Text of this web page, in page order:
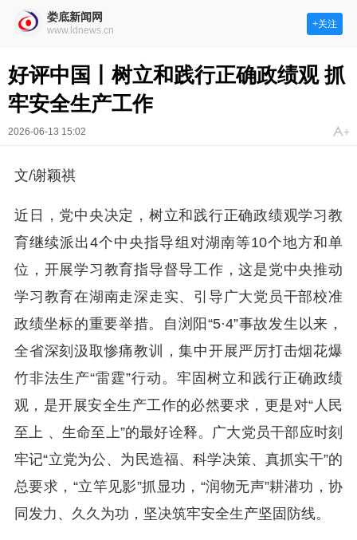
娄底新闻网
www.ldnews.cn
+关注
好评中国丨树立和践行正确政绩观 抓
牢安全生产工作
2026-06-13 15:02
文/谢颖祺
近日，党中央决定，树立和践行正确政绩观学习教
育继续派出4个中央指导组对湖南等10个地方和单
位，开展学习教育指导督导工作，这是党中央推动
学习教育在湖南走深走实、引导广大党员干部校准
政绩坐标的重要举措。自浏阳“5·4”事故发生以来，
全省深刻汲取惨痛教训，集中开展严厉打击烟花爆
竹非法生产“雷霆”行动。牢固树立和践行正确政绩
观，是开展安全生产工作的必然要求，更是对“人民
至上 、生命至上”的最好诠释。广大党员干部应时刻
牢记“立党为公、为民造福、科学决策、真抓实干”的
总要求，“立竿见影”抓显功，“润物无声”耕潜功，协
同发力、久久为功，坚决筑牢安全生产坚固防线。